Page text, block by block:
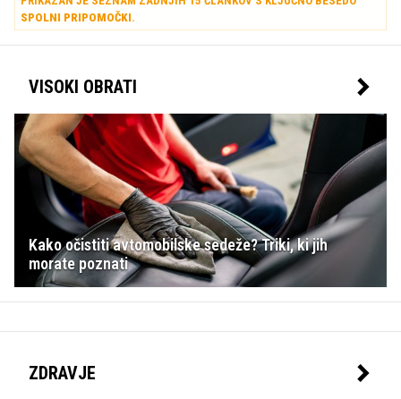
SPOLNI PRIPOMOČKI.
VISOKI OBRATI
Kako očistiti avtomobilske sedeže? Triki, ki jih
morate poznati
ZDRAVJE